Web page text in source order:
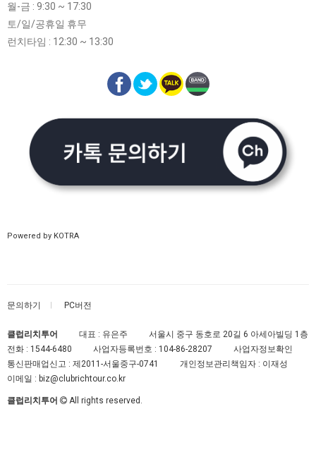
월-금 : 9:30 ~ 17:30
토/일/공휴일 휴무
런치타임 : 12:30 ~ 13:30
Powered by KOTRA
문의하기 PC버전
클럽리치투어 대표 : 유은주
서울시 중구 동호로 20길 6 아세아빌딩 1층
전화 : 1544-6480 사업자등록번호 : 104-86-28207
사업자정보확인
통신판매업신고 : 제2011-서울중구-0741
개인정보관리책임자 : 이재성
이메일 : biz@clubrichtour.co.kr
클럽리치투어 All rights reserved.